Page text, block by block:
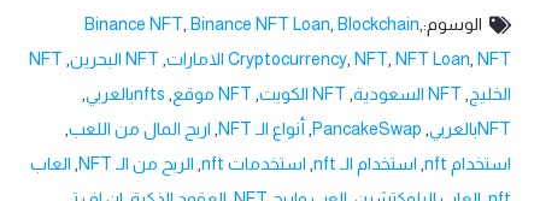
الوسوم: Binance NFT Binance NFT Loan Blockchain
Cryptocurrency NFT NFT Loan NFT الامارات NFT البحرين
NFT
الخليج NFT السعودية NFT الكويت NFT موقع nftsبالعربي
NFTبالعربي
PancakeSwap أنواع الـ NFT اربح المال من اللعب
استخدام nft
استخدام الـ nft استخدمات nft الربح من الـ NFT
العاب